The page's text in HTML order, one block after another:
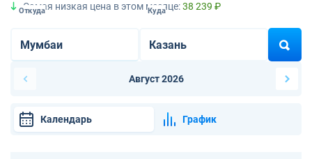
Самая низкая цена в этом месяце:38 239 ₽
Откуда Куда
Август 2026
Календарь График